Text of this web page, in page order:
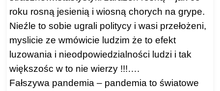
roku rosną jesienią i wiosną chorych na grype.
Nieźle to sobie ugrali politycy i wasi przełożeni,
myslicie ze wmówicie ludzim że to efekt
luzowania i nieodpowiedzialności ludzi i tak
większośc w to nie wierzy !!!….
Fałszywa pandemia – pandemia to światowe